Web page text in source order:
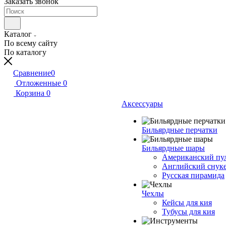
Каталог
По всему сайту
По каталогу
Сравнение0
Отложенные 0
Корзина 0
Аксессуары
Бильярдные перчатки
Бильярдные шары
Американский
Английский
Русская пирамида
Чехлы
Кейсы для кия
Тубусы для кия